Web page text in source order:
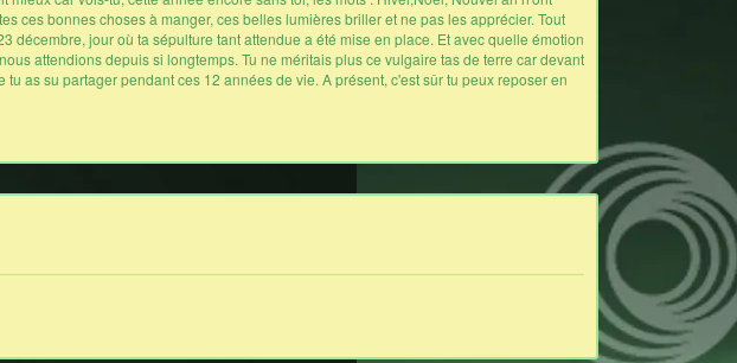
ces bonnes choses à manger, ces belles lumières briller et ne pas les apprécier. Tout
décembre, jour où ta sépulture tant attendue a été mise en place. Et avec quelle émotion
attendions depuis si longtemps. Tu ne méritais plus ce vulgaire tas de terre car devant
as su partager pendant ces 12 années de vie. A présent, c'est sûr tu peux reposer en